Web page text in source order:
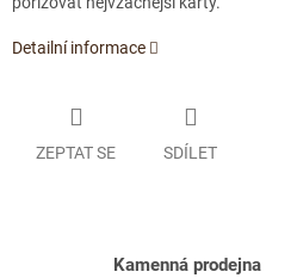
Detailní informace
ZEPTAT SE SDÍLET
Kamenná prodejna